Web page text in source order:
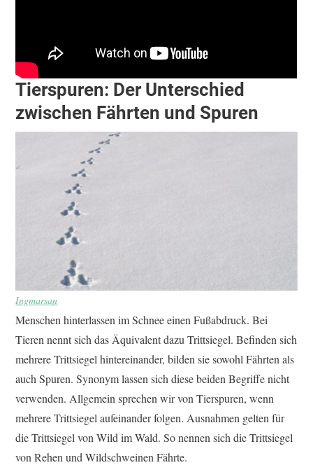
Tierspuren: Der Unterschied
zwischen Fährten und Spuren
Ingmarsan
Menschen hinterlassen im Schnee einen Fußabdruck. Bei
Tieren nennt sich das Äquivalent dazu Trittsiegel. Befinden sich
mehrere Trittsiegel hintereinander, bilden sie sowohl Fährten als
auch Spuren. Synonym lassen sich diese beiden Begriffe nicht
verwenden. Allgemein sprechen wir von Tierspuren, wenn
mehrere Trittsiegel aufeinander folgen. Ausnahmen gelten für
die Trittsiegel von Wild im Wald. So nennen sich die Trittsiegel
von Rehen und Wildschweinen Fährte.